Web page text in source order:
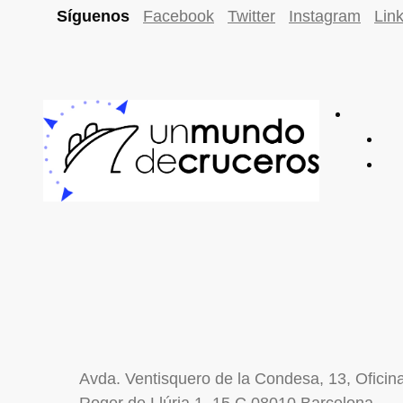
Síguenos Facebook Twitter Instagram
Avda. Ventisquero de la Condesa, 13,